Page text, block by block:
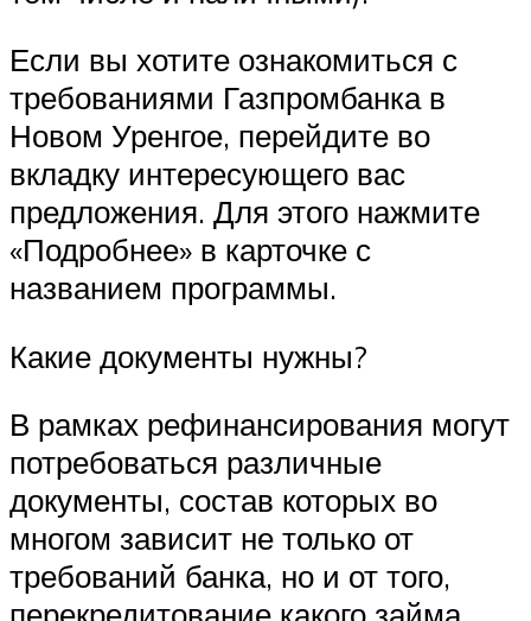
Если вы хотите ознакомиться с
требованиями Газпромбанка в
Новом Уренгое, перейдите во
вкладку интересующего вас
предложения. Для этого нажмите
«Подробнее» в карточке с
названием программы.
Какие документы нужны?
В рамках рефинансирования могут
потребоваться различные
документы, состав которых во
многом зависит не только от
требований банка, но и от того,